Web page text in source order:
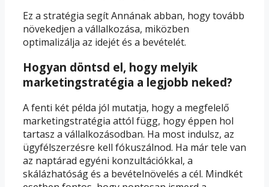
Ez a stratégia segít Annának abban, hogy tovább
növekedjen a vállalkozása, miközben
optimalizálja az idejét és a bevételét.
Hogyan döntsd el, hogy melyik
marketingstratégia a legjobb neked?
A fenti két példa jól mutatja, hogy a megfelelő
marketingstratégia attól függ, hogy éppen hol
tartasz a vállalkozásodban. Ha most indulsz, az
ügyfélszerzésre kell fókuszálnod. Ha már tele van
az naptárad egyéni konzultációkkal, a
skálázhatóság és a bevételnövelés a cél. Mindkét